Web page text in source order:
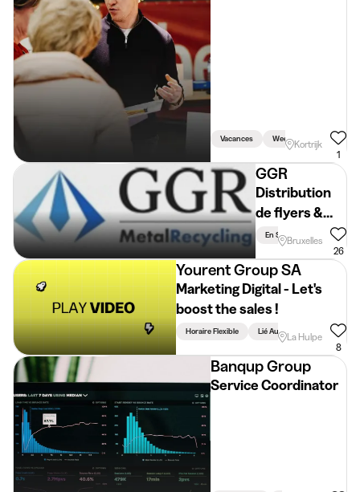
(deeltijds, flexibel)
Vacances Weekend En
Kortrijk
1
GGR
Distribution
de flyers &
Prospection
téléphonique
En Semaine Lié Aux
Bruxelles
26
Yourent Group SA
Marketing Digital - Let's
boost the sales !
Horaire Flexible Lié Aux ÉtudesLa Hulpe
8
Banqup Group
Service Coordinator